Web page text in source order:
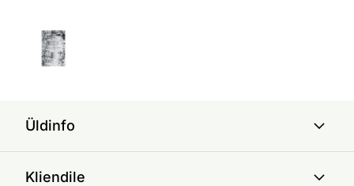
Üldinfo
Kliendile